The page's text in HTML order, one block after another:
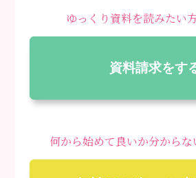
ゆっくり資料を読みたい
資料請求をす
何から始めて良いか分からな